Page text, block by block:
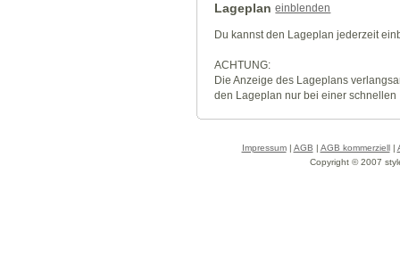
Lageplan einblenden
Du kannst den Lageplan jederzeit
ACHTUNG:
Die Anzeige des Lageplans
den Lageplan nur bei einer
Impressum| AGB | AGB kommerziell|
Copyright © 2007